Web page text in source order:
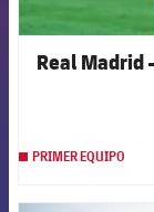
Real Madrid
PRIMER EQUIPO